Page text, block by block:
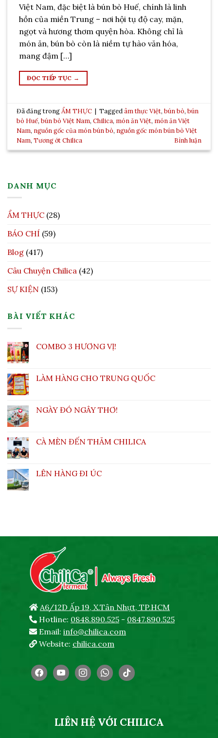
Việt Nam, đặc biệt là bún bò Huế, chính là linh
hồn của miền Trung – nơi hội tụ độ cay, mặn,
ngọt và hương thơm quyện hòa. Không chỉ là
món ăn, bún bò còn là niềm tự hào văn hóa,
mang đậm […]
ĐỌC TIẾP TỤC →
Đã đăng trongẨM THỰC | Taggedâm thực Việt,bún bò,bún
bò Huế,bún bò Việt Nam,Chilica, món ăn Việt, món ăn Việt
Nam, nguồn gốc của món bún bò, nguồn gốc món bún bò Việt
Nam,Tương ớt Chilica Bình luận
DANH MỤC
ẨM THỰC (28)
BÁO CHÍ (59)
Blog (417)
Câu Chuyện Chilica (42)
SỰ KIỆN (153)
BÀI VIẾT KHÁC
COMBO 3 HƯƠNG VỊ!
LÀM HÀNG CHO TRUNG QUỐC
NGÀY ĐÓ NGÂY THƠ!
CÀ MÈN ĐẾN THĂM CHILICA
LÊN HÀNG ĐI ÚC
A6/12D Ấp 19, X.Tân Nhựt, TP.HCM
Hotline: 0848.890.525 - 0847.890.525
Email: info@chilica.com
Website: chilica.com
facebookyoutubeinstagramwhatsapp
tiktok
LIÊN HỆ VỚI CHILICA